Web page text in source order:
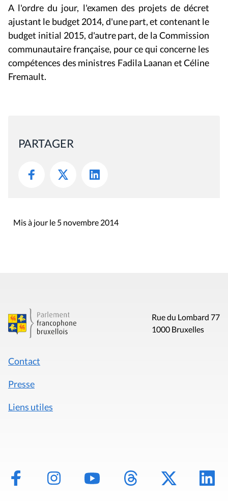
A l'ordre du jour, l'examen des projets de décret
ajustant le budget 2014, d'une part, et contenant le
budget initial 2015, d'autre part, de la Commission
communautaire française, pour ce qui concerne les
compétences des ministres Fadila Laanan et Céline
Fremault.
PARTAGER
Mis à jour le 5 novembre 2014
Rue du Lombard 77
1000 Bruxelles
Contact
Presse
Liens utiles